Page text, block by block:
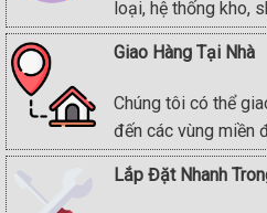
loại, hệ thống kho,
Giao Hàng Tại Nhà
Chúng tôi có thể
đến các vùng miền
Lắp Đặt Nhanh